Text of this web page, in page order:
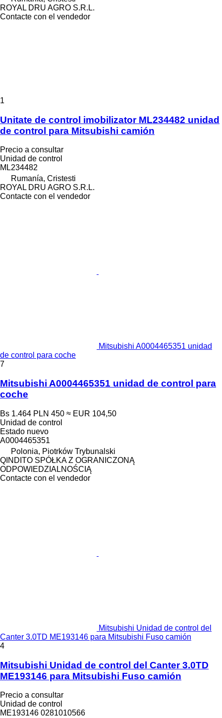
ROYAL DRU AGRO S.R.L.
Contacte con el vendedor
1
Unitate de control imobilizator ML234482 unidad
de control para Mitsubishi camión
Precio a consultar
Unidad de control
ML234482
Rumanía, Cristesti
ROYAL DRU AGRO S.R.L.
Contacte con el vendedor
Mitsubishi A0004465351 unidad
de control para coche
7
Mitsubishi A0004465351 unidad de control para
coche
Bs 1.464 PLN 450 ≈ EUR 104,50
Unidad de control
Estado nuevo
A0004465351
Polonia, Piotrków Trybunalski
QINDITO SPÓŁKA Z OGRANICZONĄ
ODPOWIEDZIALNOŚCIĄ
Contacte con el vendedor
Mitsubishi Unidad de control del
Canter 3.0TD ME193146 para Mitsubishi Fuso camión
4
Mitsubishi Unidad de control del Canter 3.0TD
ME193146 para Mitsubishi Fuso camión
Precio a consultar
Unidad de control
ME193146 0281010566